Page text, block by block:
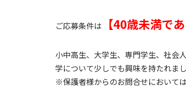
ご応募条件は 【40歳未満で
小中高生、大学生、専門学生、社会
学について少しでも興味を持たれま
※保護者様からのお問合せにおいて